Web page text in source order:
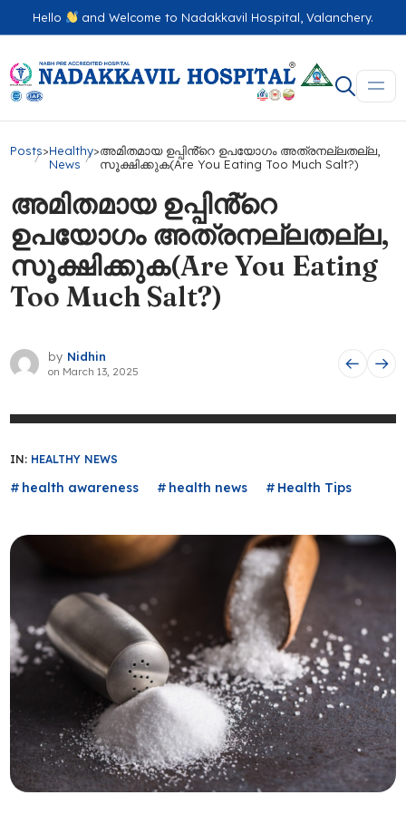
Hello and Welcome to Nadakkavil Hospital, Valanchery.
Posts>Healthy
News
>അമിതമായ ഉപ്പിൻ്റെ ഉപയോഗം അത്രനല്ലതല്ല,
സൂക്ഷിക്കുക(Are You Eating Too Much Salt?)
അമിതമായ ഉപ്പിൻ്റെ
ഉപയോഗം അത്രനല്ലതല്ല,
സൂക്ഷിക്കുക(Are You Eating
Too Much Salt?)
by Nidhin
on March 13, 2025
IN: HEALTHY NEWS
health awareness health news Health Tips